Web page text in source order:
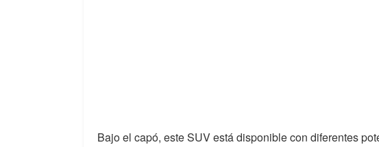
Bajo el capó, este SUV está disponible con diferentes